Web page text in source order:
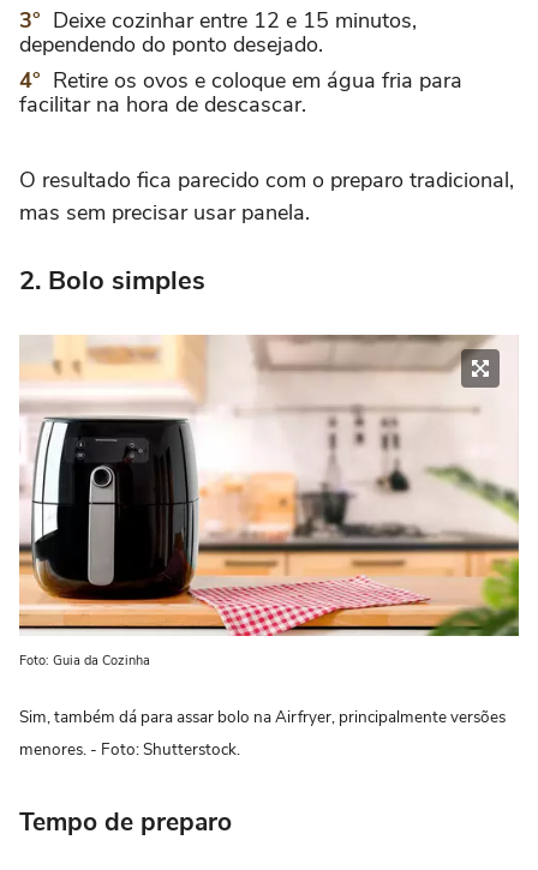
Deixe cozinhar entre 12 e 15 minutos,
dependendo do ponto desejado.
Retire os ovos e coloque em água fria para
facilitar na hora de descascar.
O resultado fica parecido com o preparo tradicional,
mas sem precisar usar panela.
2. Bolo simples
Foto: Guia da Cozinha
Sim, também dá para assar bolo na Airfryer, principalmente versões
menores. - Foto: Shutterstock.
Tempo de preparo